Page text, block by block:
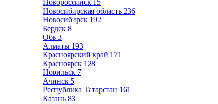
Новороссийск 15
Новосибирская область 236
Новосибирск 192
Бердск 8
Обь 3
Алматы 193
Красноярский край 171
Красноярск 128
Норильск 7
Ачинск 5
Республика Татарстан 161
Казань 83